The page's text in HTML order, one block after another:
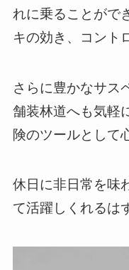
れに乗ることがで
キの効き、コント
さらに豊かなサス
舗装林道へも気軽
険のツールとして
休日に非日常を味
て活躍しくれるは